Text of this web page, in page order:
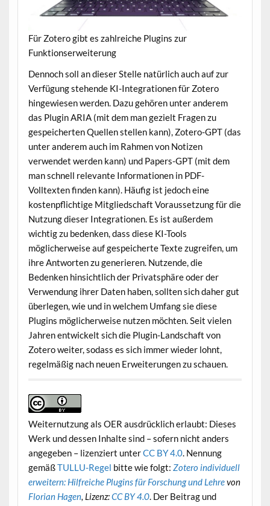
Für Zotero gibt es zahlreiche Plugins zur
Funktionserweiterung
Dennoch soll an dieser Stelle natürlich auch auf zur
Verfügung stehende KI-Integrationen für Zotero
hingewiesen werden. Dazu gehören unter anderem
das Plugin ARIA (mit dem man gezielt Fragen zu
gespeicherten Quellen stellen kann), Zotero-GPT (das
unter anderem auch im Rahmen von Notizen
verwendet werden kann) und Papers-GPT (mit dem
man schnell relevante Informationen in PDF-
Volltexten finden kann). Häufig ist jedoch eine
kostenpflichtige Mitgliedschaft Voraussetzung für die
Nutzung dieser Integrationen. Es ist außerdem
wichtig zu bedenken, dass diese KI-Tools
möglicherweise auf gespeicherte Texte zugreifen, um
ihre Antworten zu generieren. Nutzende, die
Bedenken hinsichtlich der Privatsphäre oder der
Verwendung ihrer Daten haben, sollten sich daher gut
überlegen, wie und in welchem Umfang sie diese
Plugins möglicherweise nutzen möchten. Seit vielen
Jahren entwickelt sich die Plugin-Landschaft von
Zotero weiter, sodass es sich immer wieder lohnt,
regelmäßig nach neuen Erweiterungen zu schauen.
Weiternutzung als OER ausdrücklich erlaubt: Dieses
Werk und dessen Inhalte sind – sofern nicht anders
angegeben – lizenziert unterCC BY 4.0. Nennung
gemäßTULLU-Regel bitte wie folgt: Zotero individuell
erweitern: Hilfreiche Plugins für Forschung und Lehrevon
Florian Hagen, Lizenz:CC BY 4.0. Der Beitrag und